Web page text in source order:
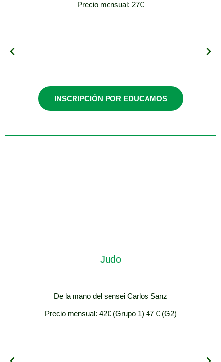
Precio mensual: 27€
Grupo 1 (1º, 2º y
3º EP)
Viernes / 13:00-
INSCRIPCIÓN POR EDUCAMOS
Judo
De la mano del sensei Carlos Sanz
Precio mensual: 42€ (Grupo 1) 47 € (G2)